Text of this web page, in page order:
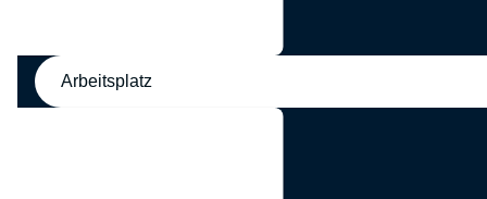
Arbeitsplatz